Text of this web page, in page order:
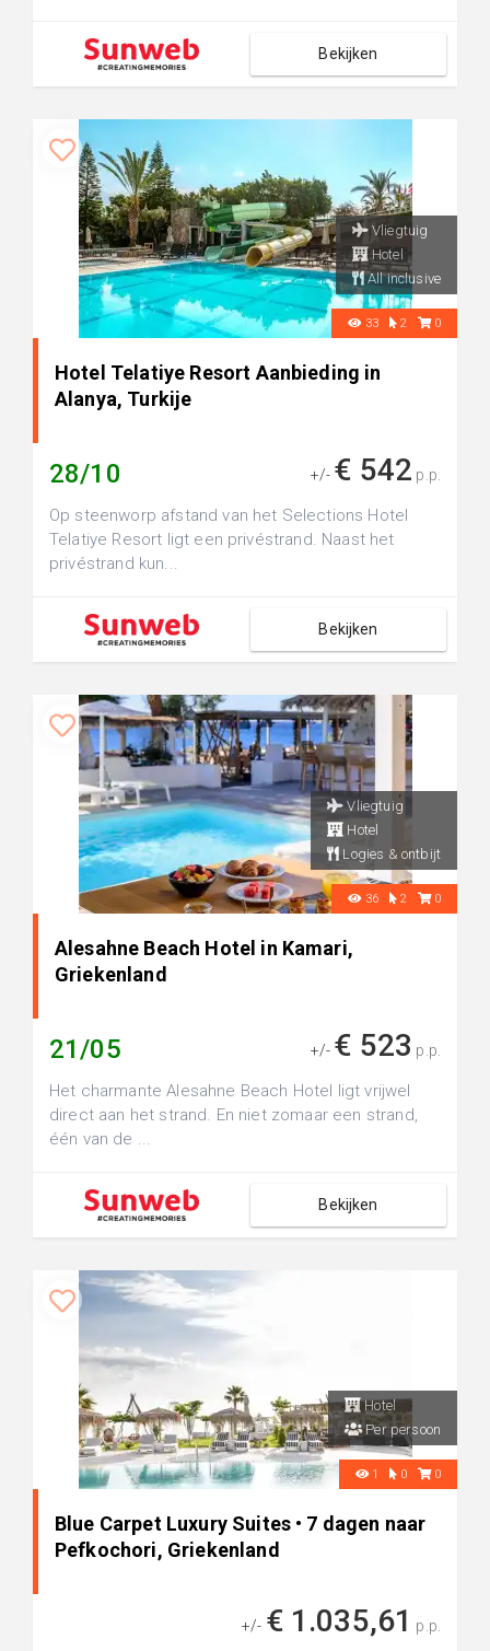
Bekijken
Vliegtuig
Hotel
All inclusive
33 2 0
Hotel Telatiye Resort Aanbieding in
Alanya, Turkije
28/10 +/- € 542 p.p.
Op steenworp afstand van het Selections Hotel
Telatiye Resort ligt een privéstrand. Naast het
privéstrand kun...
Bekijken
Vliegtuig
Hotel
Logies & ontbijt
36 2 0
Alesahne Beach Hotel in Kamari,
Griekenland
21/05 +/- € 523 p.p.
Het charmante Alesahne Beach Hotel ligt vrijwel
direct aan het strand. En niet zomaar een strand,
één van de ...
Bekijken
Hotel
Per persoon
1 0 0
Blue Carpet Luxury Suites • 7 dagen naar
Pefkochori, Griekenland
+/- € 1.035,61 p.p.